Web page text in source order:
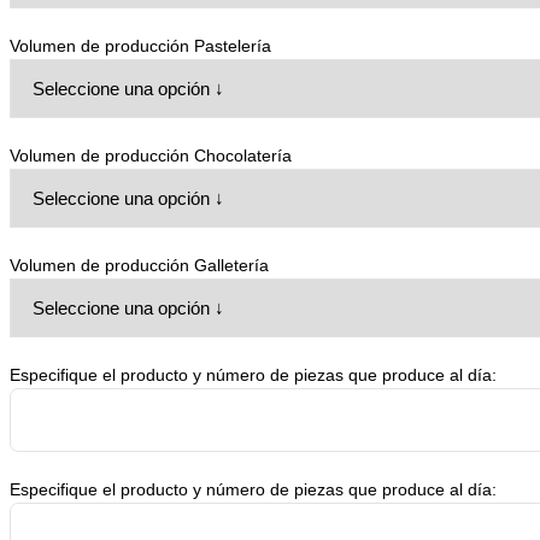
Hornos
Pesadoras
Panquelería
Batidos
Cortadoras de Pastel de Plancha
Corte Horizontal para Pasteles en
Volumen de producción Pastelería
Volumen de producción Chocolatería
Volumen de producción Galletería
Especifique el producto y número de piezas que produce al día:
Especifique el producto y número de piezas que produce al día: